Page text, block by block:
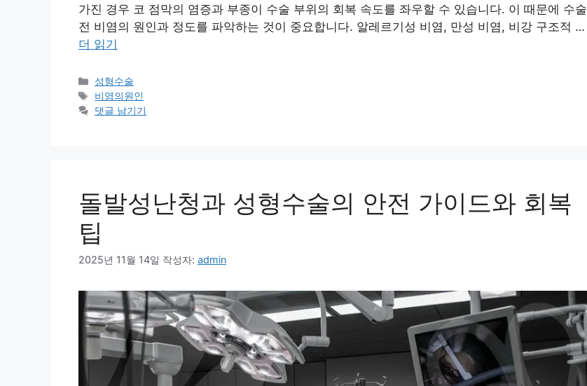
가진 경우 코 점막의 염증과 부종이 수술 부위의 회복 속도를 좌우할 수 있습니다. 이 때문에 수술
전 비염의 원인과 정도를 파악하는 것이 중요합니다. 알레르기성 비염, 만성 비염, 비강 구조적 …
더 읽기
카
테
고
성형수술
태
그
비염의원인
댓글 남기기
돌발성난청과 성형수술의 안전 가이드와 회복
팁
2025년 11월 14일 작성자: admin